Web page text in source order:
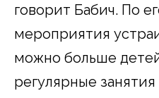
говорит Бабич. По
мероприятия
можно больше
регулярные